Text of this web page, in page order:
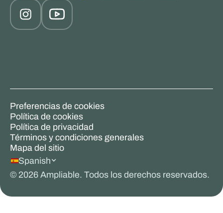
Preferencias de cookies
Política de cookies
Política de privacidad
Términos y condiciones generales
Mapa del sitio
Spanish
© 2026 Ampliable. Todos los derechos reservados.